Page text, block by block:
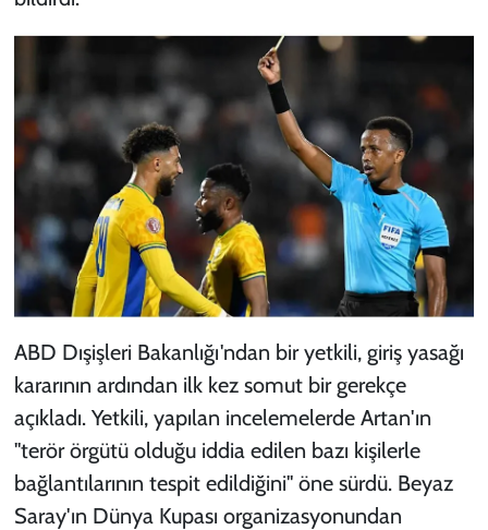
ABD Dışişleri Bakanlığı'ndan bir yetkili, giriş yasağı
kararının ardından ilk kez somut bir gerekçe
açıkladı. Yetkili, yapılan incelemelerde Artan'ın
"terör örgütü olduğu iddia edilen bazı kişilerle
bağlantılarının tespit edildiğini" öne sürdü. Beyaz
Saray'ın Dünya Kupası organizasyonundan